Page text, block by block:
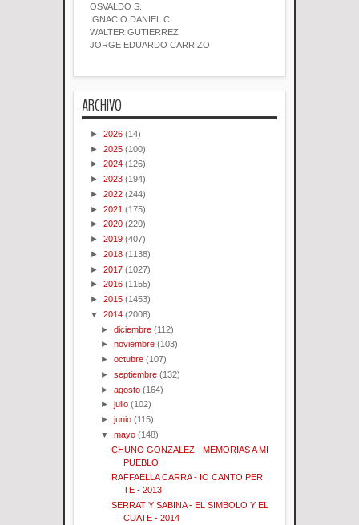
OSVALDO S.
IGNACIO DANIEL C.
WALTER GUTIERREZ
JORGE EDUARDO CARRIZO
ARCHIVO
► 2026 (14)
► 2025 (100)
► 2024 (126)
► 2023 (194)
► 2022 (244)
► 2021 (175)
► 2020 (220)
► 2019 (407)
► 2018 (1138)
► 2017 (1027)
► 2016 (1155)
► 2015 (1453)
▼ 2014 (2008)
►diciembre (112)
►noviembre (103)
►octubre (107)
►septiembre (132)
►agosto (164)
►julio (102)
►junio (115)
▼mayo (148)
CHUNO GONZALEZ - MEMORIAS A MI
PUEBLO
RAFFAELLA CARRA - IO CANTO PER
TE - 2013
SERRAT Y SABINA - EL SIMBOLO Y EL
CUATE - 2014